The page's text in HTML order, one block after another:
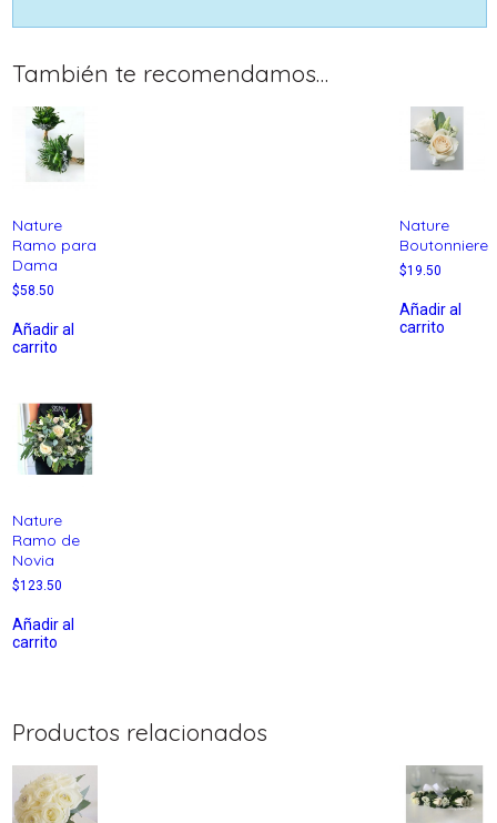
También te recomendamos…
Nature
Ramo para
Dama
$58.50
Añadir al
carrito
Nature
Boutonniere
$19.50
Añadir al
carrito
Nature
Ramo de
Novia
$123.50
Añadir al
carrito
Productos relacionados